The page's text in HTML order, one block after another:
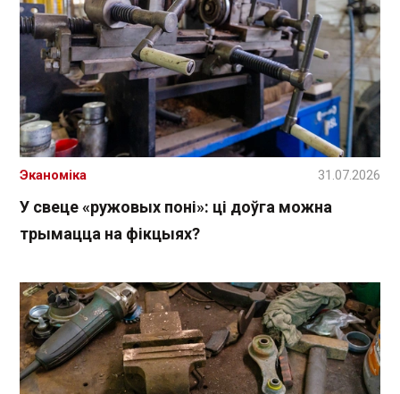
У свеце «ружовых поні»: ці доўга можна
трымацца на фікцыях?
Эканоміка 31.07.2026